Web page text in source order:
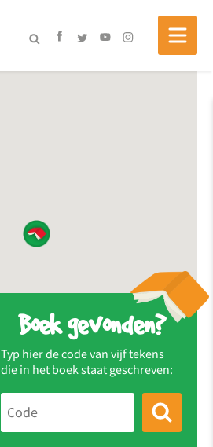
Boek gevonden?
Typ hier de code van vijf tekens
die in het boek staat geschreven: